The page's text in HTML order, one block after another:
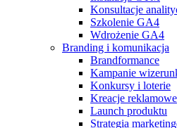
Konsultacje
Szkolenie GA4
Wdrożenie GA4
Branding i komunikacja
Brandformance
Kampanie
Konkursy i loterie
Kreacje reklamowe
Launch produktu
Strategia